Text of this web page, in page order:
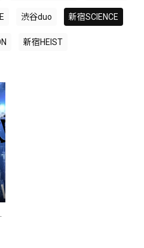
渋谷duo 新宿SCIENCE
新宿HEIST